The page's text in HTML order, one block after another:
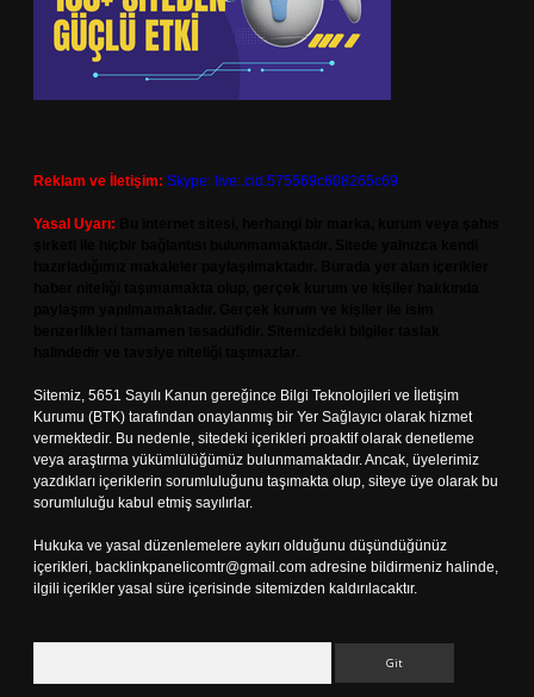
Reklam ve İletişim: Skype: live:.cid.575569c608265c69
Yasal Uyarı:
Sitemiz, 5651 Sayılı Kanun gereğince Bilgi Teknolojileri ve İletişim
Kurumu (BTK) tarafından onaylanmış bir Yer Sağlayıcı olarak hizmet
vermektedir. Bu nedenle, sitedeki içerikleri proaktif olarak denetleme
veya araştırma yükümlülüğümüz bulunmamaktadır. Ancak, üyelerimiz
yazdıkları içeriklerin sorumluluğunu taşımakta olup, siteye üye olarak bu
sorumluluğu kabul etmiş sayılırlar.
Hukuka ve yasal düzenlemelere aykırı olduğunu düşündüğünüz
içerikleri, backlinkpanelicomtr@gmail.com adresine bildirmeniz halinde,
ilgili içerikler yasal süre içerisinde sitemizden kaldırılacaktır.